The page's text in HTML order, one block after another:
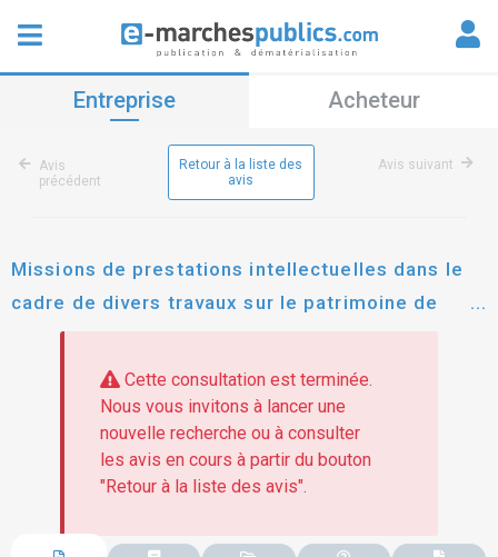
Entreprise Acheteur
Avis
précédent
Retour à la liste des
avis
Avis suivant
Missions de prestations intellectuelles dans le
cadre de divers travaux sur le patrimoine de
mulhouse alsace agglomeration (3 lots)
Cette consultation est terminée.
Nous vous invitons à lancer une
nouvelle recherche ou à consulter
les avis en cours à partir du bouton
"Retour à la liste des avis".